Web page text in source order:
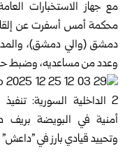
مع جهاز الاستخبارات
محكمة أمس أسفرت عن
دمشق (والي دمشق)،
وعدد من مساعديه، وضبط